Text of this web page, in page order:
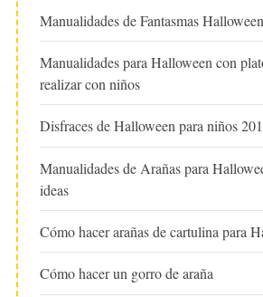
Manualidades de Fantasmas
Manualidades para Halloween con
realizar con niños
Disfraces de Halloween para niños
Manualidades de Arañas para
ideas
Cómo hacer arañas de cartulina para
Cómo hacer un gorro de araña